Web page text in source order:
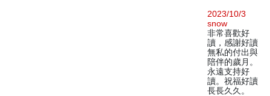
2023/10/3
snow
非常喜歡好
讀，感謝好讀
無私的付出與
陪伴的歲月。
永遠支持好
讀。祝福好讀
長長久久。